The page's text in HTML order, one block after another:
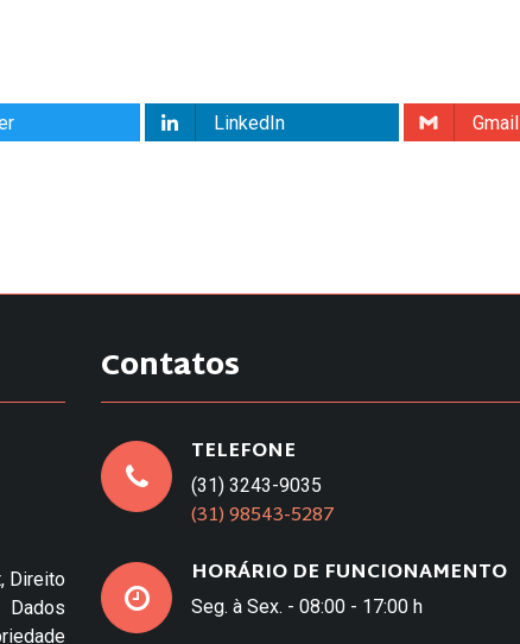
LinkedIn Gmail
Direito
Dados
Contatos
TELEFONE
(31) 3243-9035
(31) 98543-5287
HORÁRIO DE FUNCIONAMENTO
Seg. à Sex. - 08:00 - 17:00 h